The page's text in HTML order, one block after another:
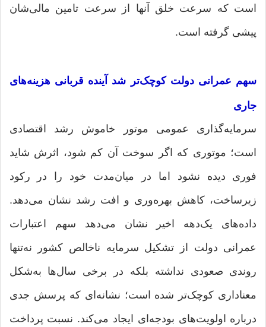
است که سرعت خلق آنها از سرعت تامین مالی‌شان
پیشی گرفته است.
سهم عمرانی دولت کوچک‌تر شد آینده قربانی هزینه‌های
جاری
سرمایه‌گذاری عمومی موتور خاموش رشد اقتصادی
است؛ موتوری که اگر سوخت آن کم شود، اثرش شاید
فوری دیده نشود اما در میان‌مدت خود را در رکود
زیرساخت، کاهش بهره‌وری و افت رشد نشان می‌دهد.
داده‌های یک‌دهه اخیر نشان می‌دهد سهم اعتبارات
عمرانی دولت از تشکیل سرمایه ناخالص کشور نه‌تنها
روندی صعودی نداشته بلکه در برخی سال‌ها به‌شکل
معناداری کوچک‌تر شده است؛ نشانه‌ای که پرسش جدی
درباره اولویت‌های بودجه‌ای ایجاد می‌کند. نسبت پرداخت